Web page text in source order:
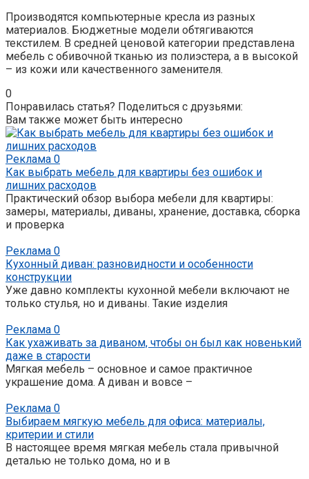
Производятся компьютерные кресла из разных
материалов. Бюджетные модели обтягиваются
текстилем. В средней ценовой категории представлена
мебель с обивочной тканью из полиэстера, а в высокой
– из кожи или качественного заменителя.
0
Понравилась статья? Поделиться с друзьями:
Вам также может быть интересно
Реклама 0
Как выбрать мебель для квартиры без ошибок и
лишних расходов
Практический обзор выбора мебели для квартиры:
замеры, материалы, диваны, хранение, доставка, сборка
и проверка
Реклама 0
Кухонный диван: разновидности и особенности
конструкции
Уже давно комплекты кухонной мебели включают не
только стулья, но и диваны. Такие изделия
Реклама 0
Как ухаживать за диваном, чтобы он был как новенький
даже в старости
Мягкая мебель – основное и самое практичное
украшение дома. А диван и вовсе –
Реклама 0
Выбираем мягкую мебель для офиса: материалы,
критерии и стили
В настоящее время мягкая мебель стала привычной
деталью не только дома, но и в